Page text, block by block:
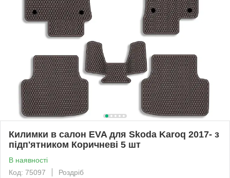
Килимки в салон EVA для Skoda Karoq 2017- з
підп'ятником Коричневі 5 шт
В наявності
Код: 75097
Роздріб